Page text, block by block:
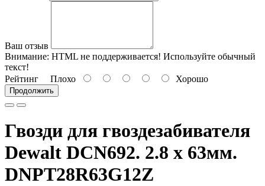
Ваш отзыв
Внимание: HTML не поддерживается! Используйте обычный
текст!
Рейтинг Плохо Хорошо
Продолжить
Гвозди для гвоздезабивателя
Dewalt DCN692. 2.8 x 63мм.
DNPT28R63G12Z